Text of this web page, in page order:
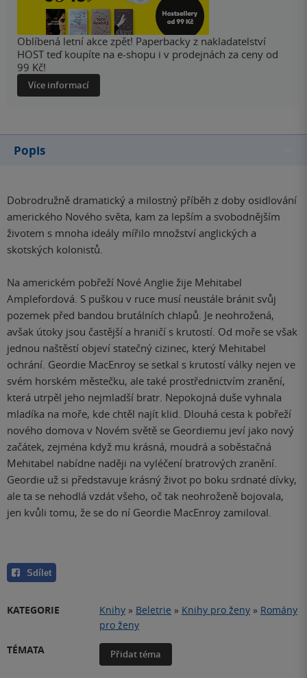
Oblíbená letní akce zpět! Paperbacky z nakladatelství
HOST teď koupíte na e-shopu i v prodejnách za ceny od
99 Kč!
Více informací
Popis
Dobrodružně dramatický a milostný příběh z doby osidlování
amerického Nového světa, kam za lepším a svobodnějším
životem s mnoha ideály mířilo množství anglických a
skotských kolonistů.
Na americkém pobřeží Nové Anglie žije Mehitabel
Amplefordová. S puškou v ruce musí neustále bránit svůj
pozemek před bandou brutálních chlapů. Je neohrožená,
avšak útoky jsou častější a hraničí s krutostí. Od moře se však
jednou naštěstí objeví statečný cizinec, který Mehitabel
ochrání. Geordie MacEnroy se setkal s krutostí války nejen ve
svém horském městečku, ale také prostřednictvím zranění,
která utrpěl jeho nejmladší bratr. Nepokojná duše vyhnala
mladíka na moře, kde chtěl najít klid. Dlouhá cesta k pobřeží
nového domova v Novém světě se Geordiemu jeví jako nový
začátek, zejména když mu krásná, moudrá a soběstačná
Mehitabel nabídne naději na vyléčení bratrových zranění.
Geordie už si představuje krásný život po boku srdnaté dívky,
ale ta se nehodlá vzdát všeho, oč tak neohroženě bojovala,
jen kvůli tomu, že se do ní Geordie MacEnroy zamiloval.
Sdílet
KATEGORIE Knihy » Beletrie » Knihy pro ženy » Romány
pro ženy
TÉMATA
Přidat téma